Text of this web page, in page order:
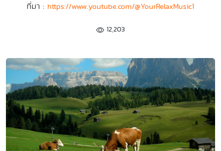
ที่มา : https://www.youtube.com/@YourRelaxMusic1
12,203